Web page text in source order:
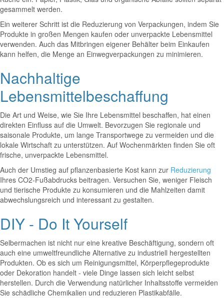
gesammelt werden.
Ein weiterer Schritt ist die Reduzierung von Verpackungen, indem Sie
Produkte in großen Mengen kaufen oder unverpackte Lebensmittel
verwenden. Auch das Mitbringen eigener Behälter beim Einkaufen
kann helfen, die Menge an Einwegverpackungen zu minimieren.
Nachhaltige
Lebensmittelbeschaffung
Die Art und Weise, wie Sie Ihre Lebensmittel beschaffen, hat einen
direkten Einfluss auf die Umwelt. Bevorzugen Sie regionale und
saisonale Produkte, um lange Transportwege zu vermeiden und die
lokale Wirtschaft zu unterstützen. Auf Wochenmärkten finden Sie oft
frische, unverpackte Lebensmittel.
Auch der Umstieg auf pflanzenbasierte Kost kann zur Reduzierung
Ihres CO2-Fußabdrucks beitragen. Versuchen Sie, weniger Fleisch
und tierische Produkte zu konsumieren und die Mahlzeiten damit
abwechslungsreich und interessant zu gestalten.
DIY - Do It Yourself
Selbermachen ist nicht nur eine kreative Beschäftigung, sondern oft
auch eine umweltfreundliche Alternative zu industriell hergestellten
Produkten. Ob es sich um Reinigungsmittel, Körperpflegeprodukte
oder Dekoration handelt - viele Dinge lassen sich leicht selbst
herstellen. Durch die Verwendung natürlicher Inhaltsstoffe vermeiden
Sie schädliche Chemikalien und reduzieren Plastikabfälle.